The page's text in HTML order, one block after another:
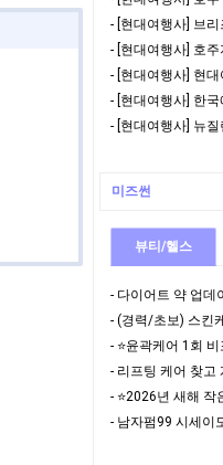
미즈썬
뷰티/헬스
- 다이어트 약 업데
- (경력/초보) 스킨
- ⭐️윤곽케어 1회
- 리프팅 케어 찾고
- ⭐️2026년 새해
- 남자펌99 시세이